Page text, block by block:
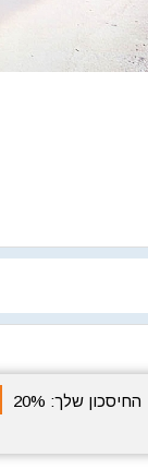
החיסכון שלך: 20%